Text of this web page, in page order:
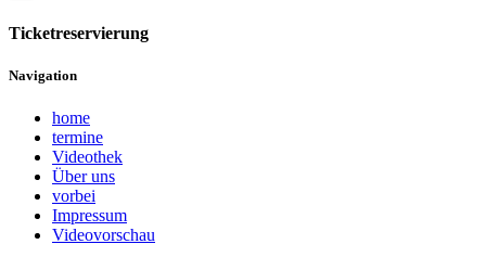
Ticketreservierung
Navigation
home
termine
Videothek
Über uns
vorbei
Impressum
Videovorschau